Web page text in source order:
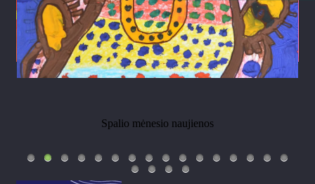
Spalio mėnesio naujienos